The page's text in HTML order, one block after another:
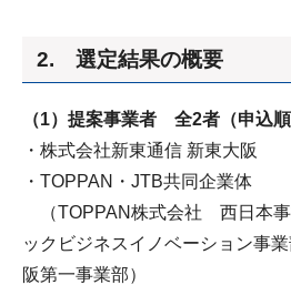
2. 選定結果の概要
（1）提案事業者 全2者（申込順
・株式会社新東通信 新東大阪
・TOPPAN・JTB共同企業体
（TOPPAN株式会社 西日本
ックビジネスイノベーション事
阪第一事業部）